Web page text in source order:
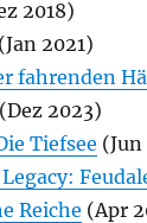
2018)
(Jan 2021)
fahrenden
(Dez 2023)
Tiefsee
Reiche (Apr